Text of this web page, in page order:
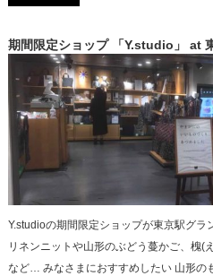
期間限定ショップ 「Y.studio」 at
Y.studioの期間限定ショップが東京駅グラ
リネンニットや山形のぶどう蔓かご、槐(
など… みなさまにおすすめしたい 山形の